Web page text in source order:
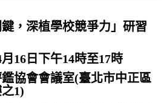
，深植學校競爭力」研習
16日下午14時至17時
協會會議室(臺北市中正區
1)